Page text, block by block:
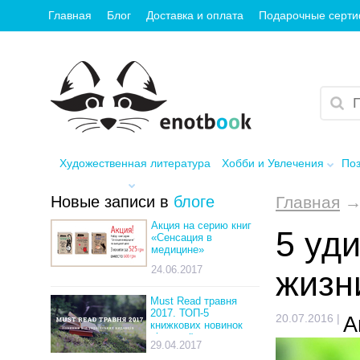
Главная Блог Доставка и оплата Подарочные
Художественная литература Хобби и Увлечения
Новые записи в блоге
Акция на серию книг
«Сенсация в
медицине»
24.06.2017
Must Read травня
2017. ТОП-5
книжкових новинок
від українських
видавців
29.04.2017
Главная
5
20.07.2016 |